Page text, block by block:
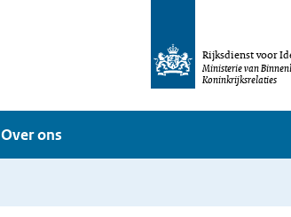
Rijksdienst voor
Ministerie van
Koninkrijksrelaties
Over ons